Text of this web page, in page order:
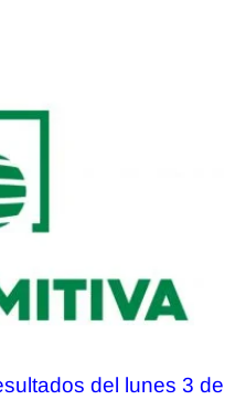
del lunes 3 de